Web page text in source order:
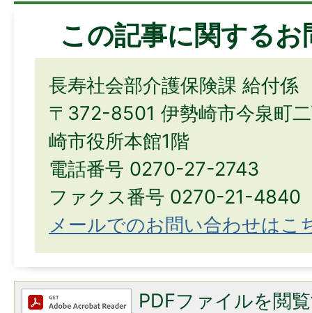
この記事に関する
長寿社会部介護保険課 給付係
〒372-8501 伊勢崎市今泉町
崎市役所本館1階
電話番号 0270-27-2743
ファクス番号 0270-21-4840
メールでのお問い合わせはこ
PDFファイルを閲